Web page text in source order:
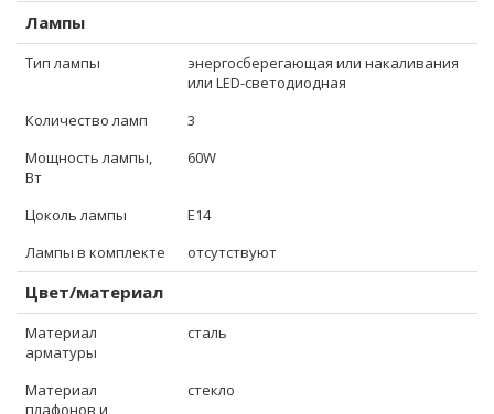
Лампы
Тип лампы
энергосберегающая или накаливания
или LED-светодиодная
Количество ламп
3
Мощность лампы,
Вт
60W
Цоколь лампы
E14
Лампы в комплекте
отсутствуют
Цвет/материал
Материал
арматуры
сталь
Материал
плафонов и
стекло